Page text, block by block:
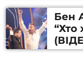
Бен
“Хто